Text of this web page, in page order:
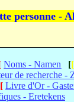
personne -
Noms - Namen [[
de recherche -
[ Livre d'Or -
- Eretekens